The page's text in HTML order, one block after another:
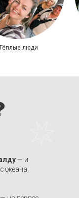
люди
спешкой, а
понимаешь